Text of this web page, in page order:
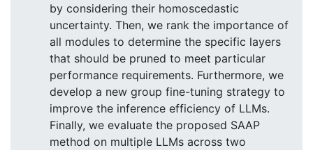
by considering their homoscedastic
uncertainty. Then, we rank the importance of
all modules to determine the specific layers
that should be pruned to meet particular
performance requirements. Furthermore, we
develop a new group fine-tuning strategy to
improve the inference efficiency of LLMs.
Finally, we evaluate the proposed SAAP
method on multiple LLMs across two